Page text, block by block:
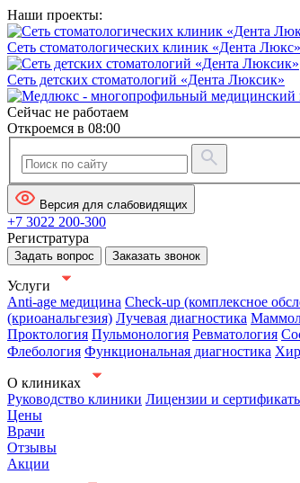
Наши проекты:
Сеть стоматологических клиник «Дента Люкс»
Сеть детских стоматологий «Дента Люксик»
Сейчас не работаем
Откроемся в 08:00
Версия для слабовидящих
+7 3022 200-300
Регистратура
Задать вопрос Заказать звонок
Услуги
Anti-age медицина Check-up (комплексное
(криоанальгезия) Лучевая диагностика
Проктология Пульмонология Ревматология
Флебология Функциональная диагностика
О клиниках
Руководство клиники Лицензии и
Цены
Врачи
Отзывы
Акции